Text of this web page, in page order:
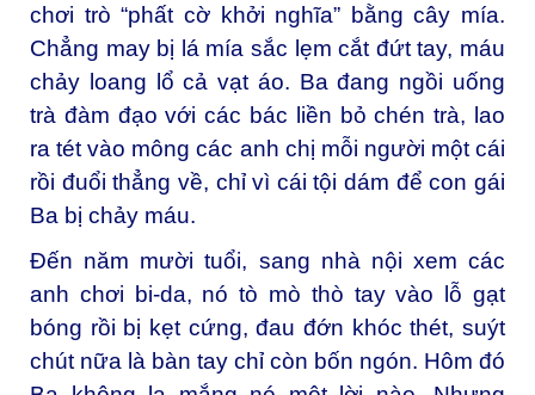
chơi trò “phất cờ khởi nghĩa” bằng cây mía.
Chẳng may bị lá mía sắc lẹm cắt đứt tay, máu
chảy loang lổ cả vạt áo. Ba đang ngồi uống
trà đàm đạo với các bác liền bỏ chén trà, lao
ra tét vào mông các anh chị mỗi người một cái
rồi đuổi thẳng về, chỉ vì cái tội dám để con gái
Ba bị chảy máu.
Đến năm mười tuổi, sang nhà nội xem các
anh chơi bi-da, nó tò mò thò tay vào lỗ gạt
bóng rồi bị kẹt cứng, đau đớn khóc thét, suýt
chút nữa là bàn tay chỉ còn bốn ngón. Hôm đó